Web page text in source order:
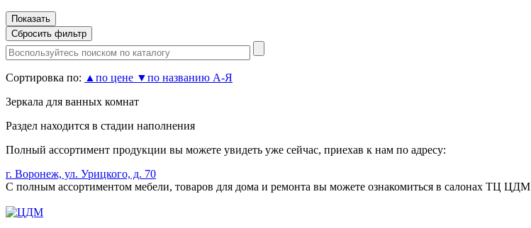
Сортировка по: ▲ по цене ▼по названию А-Я
Зеркала для ванных комнат
Раздел находится в стадии наполнения
Полный ассортимент продукции вы можете увидеть уже сейчас, приехав к нам по адресу:
г. Воронеж, ул. Урицкого, д. 70
С полным ассортиментом мебели, товаров для дома и ремонта вы можете ознакомиться в салонах ТЦ ЦДМ